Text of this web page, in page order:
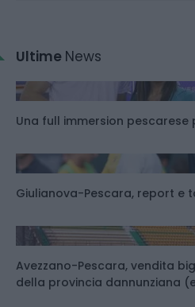
Ultime News
Una full immersion pescarese
Giulianova-Pescara, report e
Avezzano-Pescara, vendita
della provincia dannunziana